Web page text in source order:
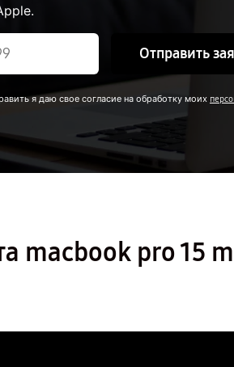
Отправить
я даю свое согласие на обработку моих
macbook pro 15